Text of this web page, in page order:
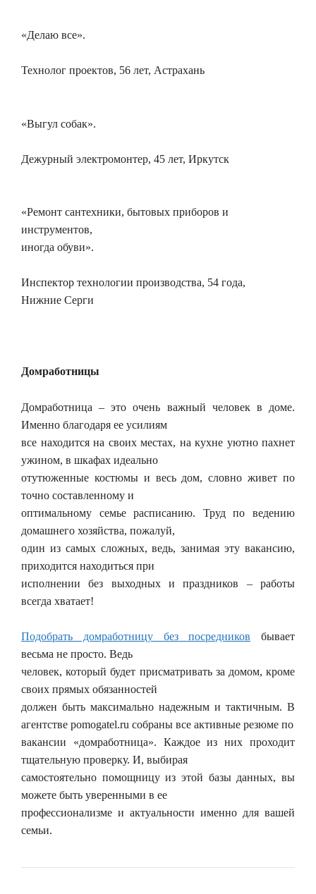
«Делаю все».
Технолог проектов, 56 лет, Астрахань
«Выгул собак».
Дежурный электромонтер, 45 лет, Иркутск
«Ремонт сантехники, бытовых приборов и
инструментов,
иногда обуви».
Инспектор технологии производства, 54 года,
Нижние Серги
Домработницы
Домработница – это очень важный человек в доме.
Именно благодаря ее усилиям
все находится на своих местах, на кухне уютно пахнет
ужином, в шкафах идеально
отутюженные костюмы и весь дом, словно живет по
точно составленному и
оптимальному семье расписанию. Труд по ведению
домашнего хозяйства, пожалуй,
один из самых сложных, ведь, занимая эту вакансию,
приходится находиться при
исполнении без выходных и праздников – работы
всегда хватает!
Подобрать домработницу без посредников бывает
весьма не просто. Ведь
человек, который будет присматривать за домом, кроме
своих прямых обязанностей
должен быть максимально надежным и тактичным. В
агентстве pomogatel.ru собраны все активные резюме по
вакансии «домработница». Каждое из них проходит
тщательную проверку. И, выбирая
самостоятельно помощницу из этой базы данных, вы
можете быть уверенными в ее
профессионализме и актуальности именно для вашей
семьи.